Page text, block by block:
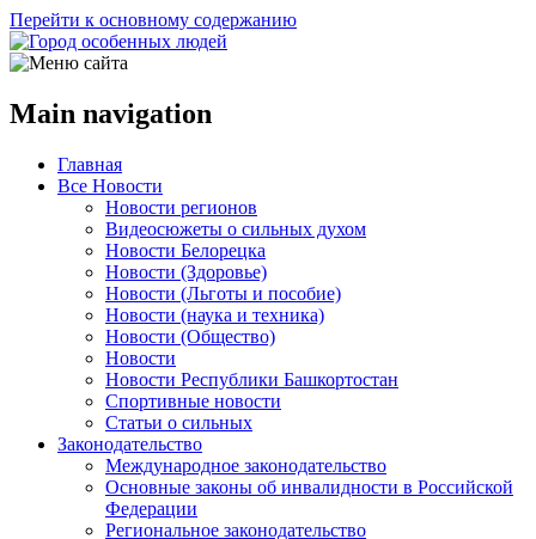
Перейти к основному содержанию
Main navigation
Главная
Все Новости
Новости регионов
Видеосюжеты о сильных духом
Новости Белорецка
Новости (Здоровье)
Новости (Льготы и пособие)
Новости (наука и техника)
Новости (Общество)
Новости
Новости Республики Башкортостан
Спортивные новости
Статьи о сильных
Законодательство
Международное законодательство
Основные законы об инвалидности в Российской
Федерации
Региональное законодательство